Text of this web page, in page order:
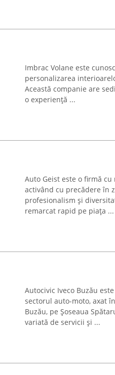
Imbrac Volane este
personalizarea
Această companie are
o experiență ...
Auto Geist este o firmă
activând cu precădere în
profesionalism și
remarcat rapid pe piața ...
Autocivic Iveco Buzău
sectorul auto-moto, axat
Buzău, pe Șoseaua
variată de servicii și ...